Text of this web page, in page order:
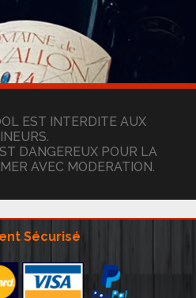
EST INTERDITE AUX
DANGEREUX POUR LA
AVEC MODERATION.
Sécurisé